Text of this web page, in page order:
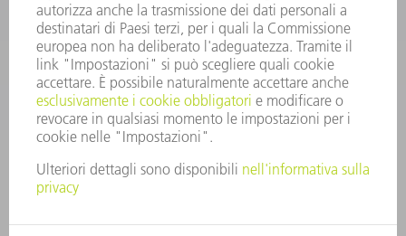
UTENSILI TRUMPF ITALIA
+39 02 48489482
lunedì a venerdì: 08:00 – 18:00
utensili@trumpf.com